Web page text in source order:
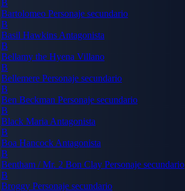
B
Bartolomeo Personaje secundario
B
Basil Hawkins Antagonista
B
Bellamy the Hyena Villano
B
Bellemere Personaje secundario
B
Ben Beckman Personaje secundario
B
Black Maria Antagonista
B
Boa Hancock Antagonista
B
Bentham / Mr. 2 Bon Clay Personaje secundario
B
Broggy Personaje secundario